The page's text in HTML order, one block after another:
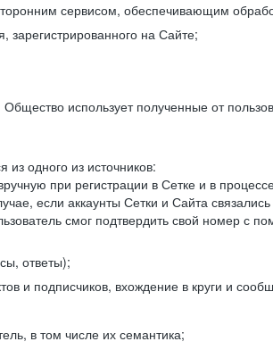
сервисом, обеспечивающим
на Сайте;
использует полученные от
одного из источников:
при регистрации в Сетке и в
если аккаунты Сетки и Сайта
смог подтвердить свой номер с
ответы);
и подписчиков, вхождение в круги и
в том числе их семантика;